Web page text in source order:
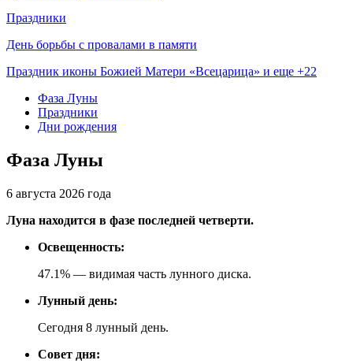
Праздники
День борьбы с провалами в памяти
Праздник иконы Божией Матери «Всецарица» и еще +22
Фаза Луны
Праздники
Дни рождения
Фаза Луны
6 августа 2026 года
Луна находится в фазе последней четверти.
Освещенность:
47.1% — видимая часть лунного диска.
Лунный день:
Сегодня 8 лунный день.
Совет дня: